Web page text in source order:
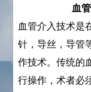
血
血管介入技术是
针，导丝，导管
作技术。传统的
行操作，术者必